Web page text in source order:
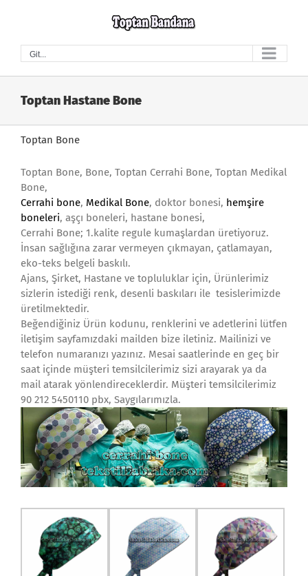
Git...
Toptan Hastane Bone
Toptan Bone
Toptan Bone, Bone, Toptan Cerrahi Bone, Toptan Medikal
Bone,
Cerrahi bone, Medikal Bone, doktor bonesi, hemşire
boneleri, aşçı boneleri, hastane bonesi,
Cerrahi Bone; 1.kalite regule kumaşlardan üretiyoruz.
İnsan sağlığına zarar vermeyen çıkmayan, çatlamayan,
eko-teks belgeli baskılı.
Ajans, Şirket, Hastane ve topluluklar için, Ürünlerimiz
sizlerin istediği renk, desenli baskıları ile tesislerimizde
üretilmektedir.
Beğendiğiniz Ürün kodunu, renklerini ve adetlerini lütfen
iletişim sayfamızdaki mailden bize iletiniz. Mailinizi ve
telefon numaranızı yazınız. Mesai saatlerinde en geç bir
saat içinde müşteri temsilcilerimiz sizi arayarak ya da
mail atarak yönlendireceklerdir. Müşteri temsilcilerimiz
90 212 5450110 pbx, Saygılarımızla.